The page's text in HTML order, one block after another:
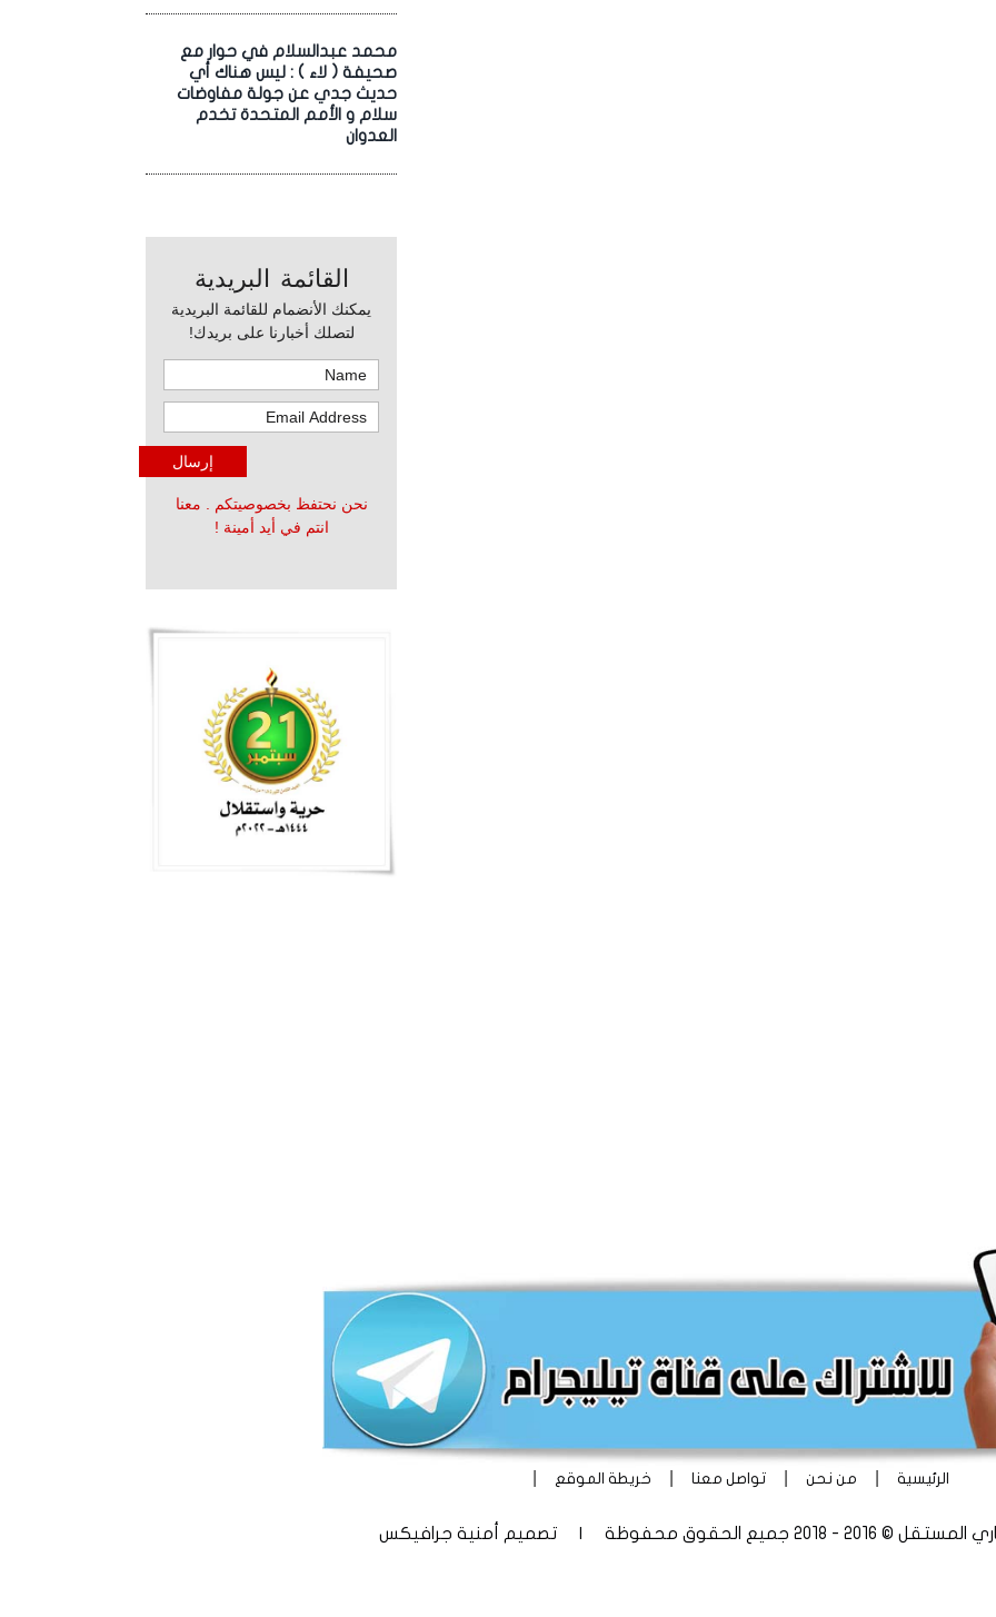
محمد عبدالسلام في حوار مع
صحيفة ( لاء ) : ليس هناك أي
حديث جدي عن جولة مفاوضات
سلام و الأمم المتحدة تخدم
العدوان
القائمة البريدية
يمكنك الأنضمام للقائمة البريدية
لتصلك أخبارنا على بريدك!
نحن نحتفظ بخصوصيتكم . معنا
انتم في أيد أمينة !
الرئيسية من نحن تواصل معنا خريطة الموقع
2018 جميع الحقوق محفوظة | تصميم أمنية جرافيكس